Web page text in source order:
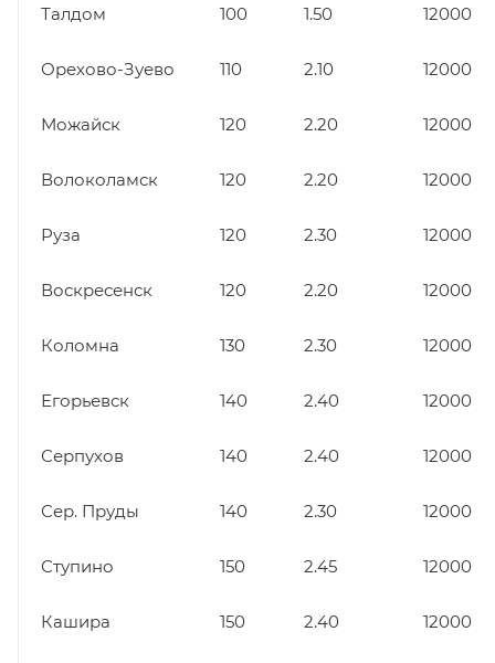
Талдом 100 1.50 12000
Орехово-Зуево 110 2.10 12000
Можайск 120 2.20 12000
Волоколамск 120 2.20 12000
Руза 120 2.30 12000
Воскресенск 120 2.20 12000
Коломна 130 2.30 12000
Егорьевск 140 2.40 12000
Серпухов 140 2.40 12000
Сер. Пруды 140 2.30 12000
Ступино 150 2.45 12000
Кашира 150 2.40 12000